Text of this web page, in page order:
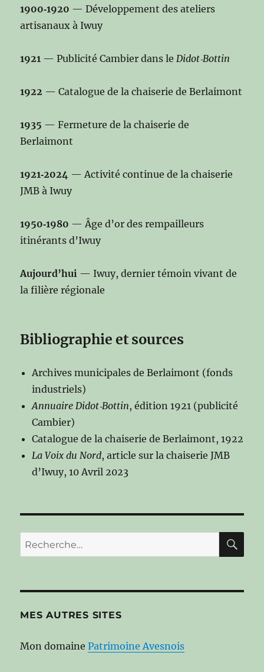
1900‑1920 — Développement des ateliers
artisanaux à Iwuy
1921 — Publicité Cambier dans le Didot‑Bottin
1922 — Catalogue de la chaiserie de Berlaimont
1935 — Fermeture de la chaiserie de
Berlaimont
1921‑2024 — Activité continue de la chaiserie
JMB à Iwuy
1950‑1980 — Âge d’or des rempailleurs
itinérants d’Iwuy
Aujourd’hui — Iwuy, dernier témoin vivant de
la filière régionale
Bibliographie et sources
Archives municipales de Berlaimont (fonds
industriels)
Annuaire Didot‑Bottin, édition 1921 (publicité
Cambier)
Catalogue de la chaiserie de Berlaimont, 1922
La Voix du Nord, article sur la chaiserie JMB
d’Iwuy, 10 Avril 2023
Recherche
pour :
MES AUTRES SITES
Mon domainePatrimoine Avesnois